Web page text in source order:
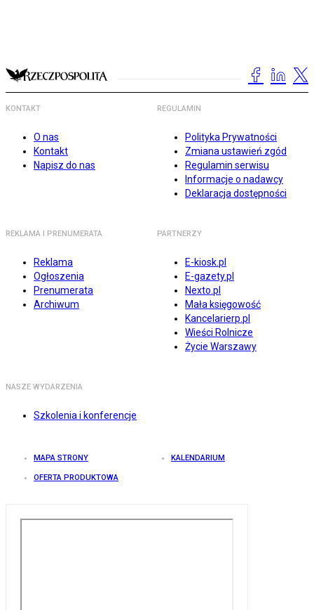
KONTAKT
O nas
Kontakt
Napisz do nas
REGULAMIN
Polityka Prywatności
Zmiana ustawień zgód
Regulamin serwisu
Informacje o nadawcy
Deklaracja dostępności
REKLAMA I PRENUMERATA
Reklama
Ogłoszenia
Prenumerata
Archiwum
PARTNERZY
E-kiosk.pl
E-gazety.pl
Nexto.pl
Mała księgowość
Kancelarierp.pl
Wieści Rolnicze
Życie Warszawy
NASZE WYDARZENIA
Szkolenia i konferencje
MAPA STRONY KALENDARIUM
OFERTA PRODUKTOWA